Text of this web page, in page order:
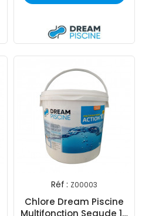
Réf : Z00003
Chlore Dream Piscine
Multifonction Seaude 10